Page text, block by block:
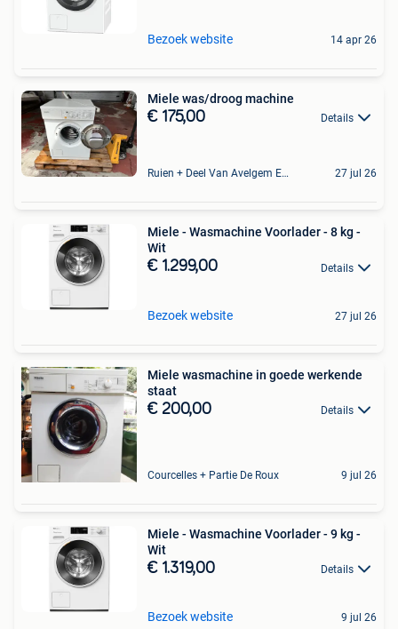
Bezoek website 14 apr 26
Miele was/droog machine
€ 175,00 Details
Ruien + Deel Van Avelgem En Waarmaarde 27 jul 26
Miele - Wasmachine Voorlader - 8 kg -
Wit
€ 1.299,00 Details
Bezoek website 27 jul 26
Miele wasmachine in goede werkende
staat
€ 200,00 Details
Courcelles + Partie De Roux 9 jul 26
Miele - Wasmachine Voorlader - 9 kg -
Wit
€ 1.319,00 Details
Bezoek website 9 jul 26